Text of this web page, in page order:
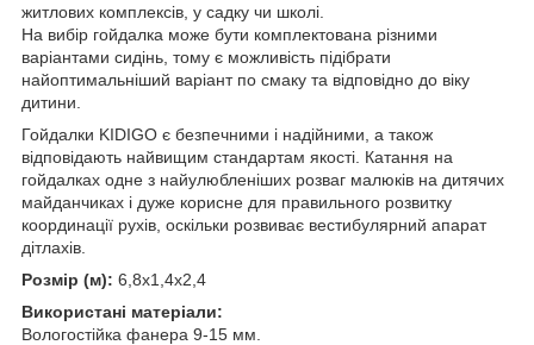
житлових комплексів, у садку чи школі.
На вибір гойдалка може бути комплектована різними
варіантами сидінь, тому є можливість підібрати
найоптимальніший варіант по смаку та відповідно до віку
дитини.
Гойдалки KIDIGO є безпечними і надійними, а також
відповідають найвищим стандартам якості. Катання на
гойдалках одне з найулюбленіших розваг малюків на дитячих
майданчиках і дуже корисне для правильного розвитку
координації рухів, оскільки розвиває вестибулярний апарат
дітлахів.
Розмір (м): 6,8х1,4х2,4
Використані матеріали:
Вологостійка фанера 9-15 мм.